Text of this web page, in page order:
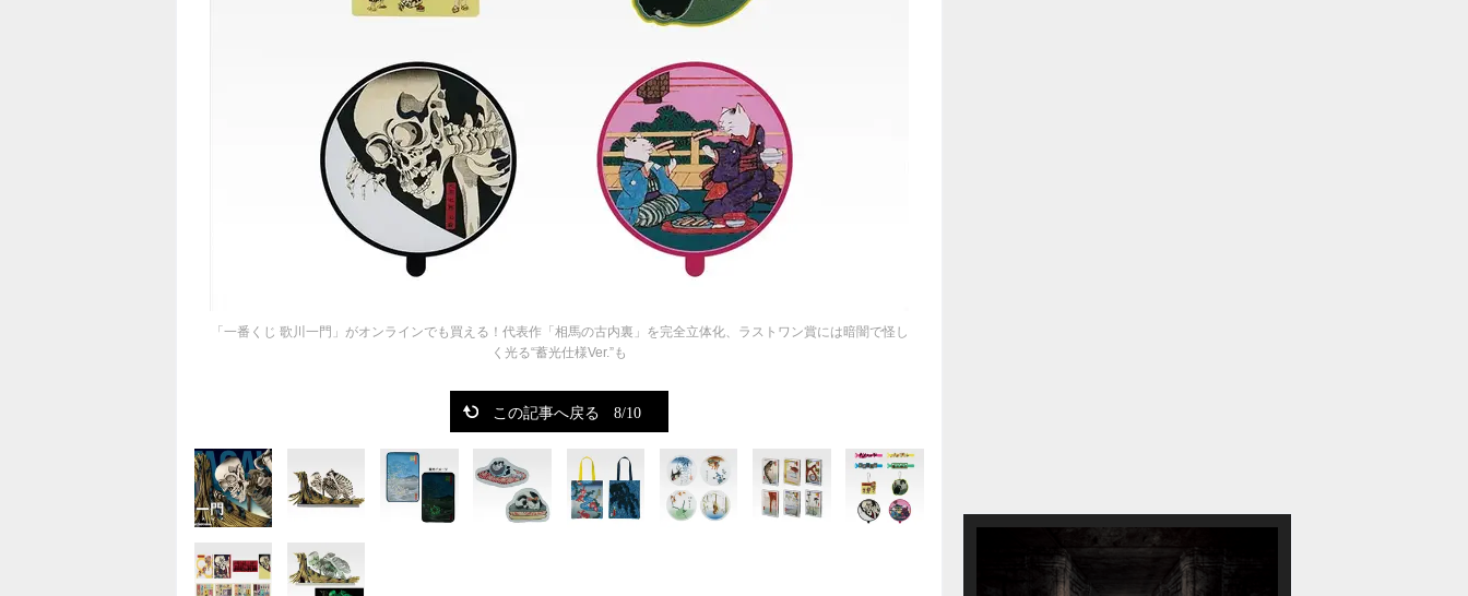
「一番くじ 歌川一門」がオンラインでも買える！代表作「相馬の古内裏」を完全立体化、ラストワン賞には暗闇で怪し
く光る“蓄光仕様Ver.”も
この記事へ戻る 8/10